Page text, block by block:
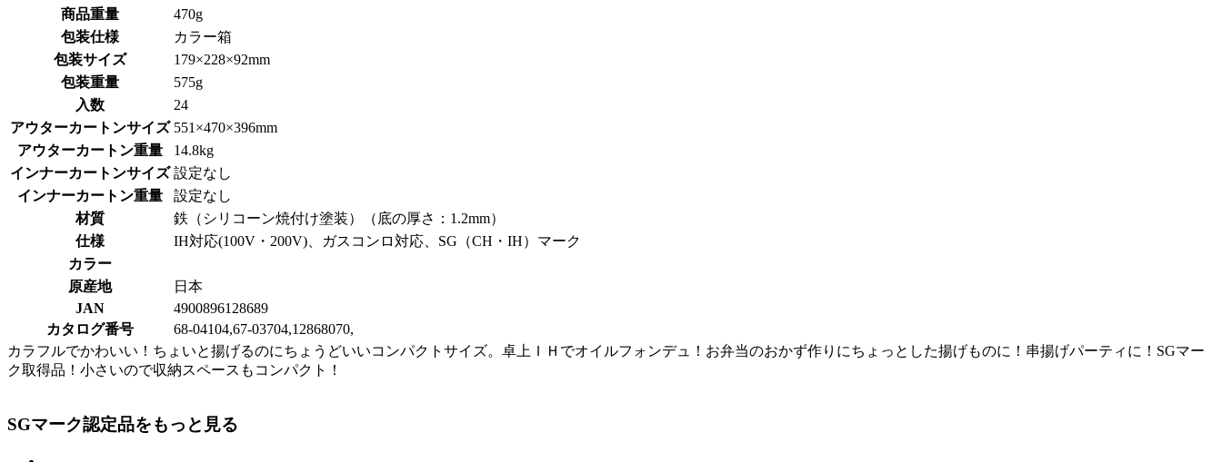
商品重量
470g
包装仕様
カラー箱
包装サイズ
179×228×92mm
包装重量
575g
入数
24
アウターカートンサイズ 551×470×396mm
アウターカートン重量
14.8kg
インナーカートンサイズ 設定なし
インナーカートン重量
設定なし
材質
鉄（シリコーン焼付け塗装）（底の厚さ：1.2mm）
仕様
IH対応(100V・200V)、ガスコンロ対応、SG（CH・IH）マーク
カラー
原産地
日本
JAN
4900896128689
カタログ番号
68-04104,67-03704,12868070,
カラフルでかわいい！ちょいと揚げるのにちょうどいいコンパクトサイズ。卓上ＩＨでオイルフォンデュ！お弁当のおかず作りにちょっとした揚げものに！串揚げパーティに！SGマー
ク取得品！小さいので収納スペースもコンパクト！
SGマーク認定品をもっと見る